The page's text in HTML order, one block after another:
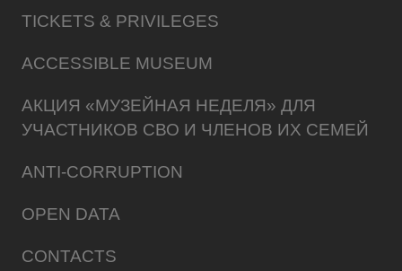
TICKETS & PRIVILEGES
ACCESSIBLE MUSEUM
АКЦИЯ «МУЗЕЙНАЯ НЕДЕЛЯ» ДЛЯ
УЧАСТНИКОВ СВО И ЧЛЕНОВ ИХ СЕМЕЙ
ANTI-CORRUPTION
OPEN DATA
CONTACTS